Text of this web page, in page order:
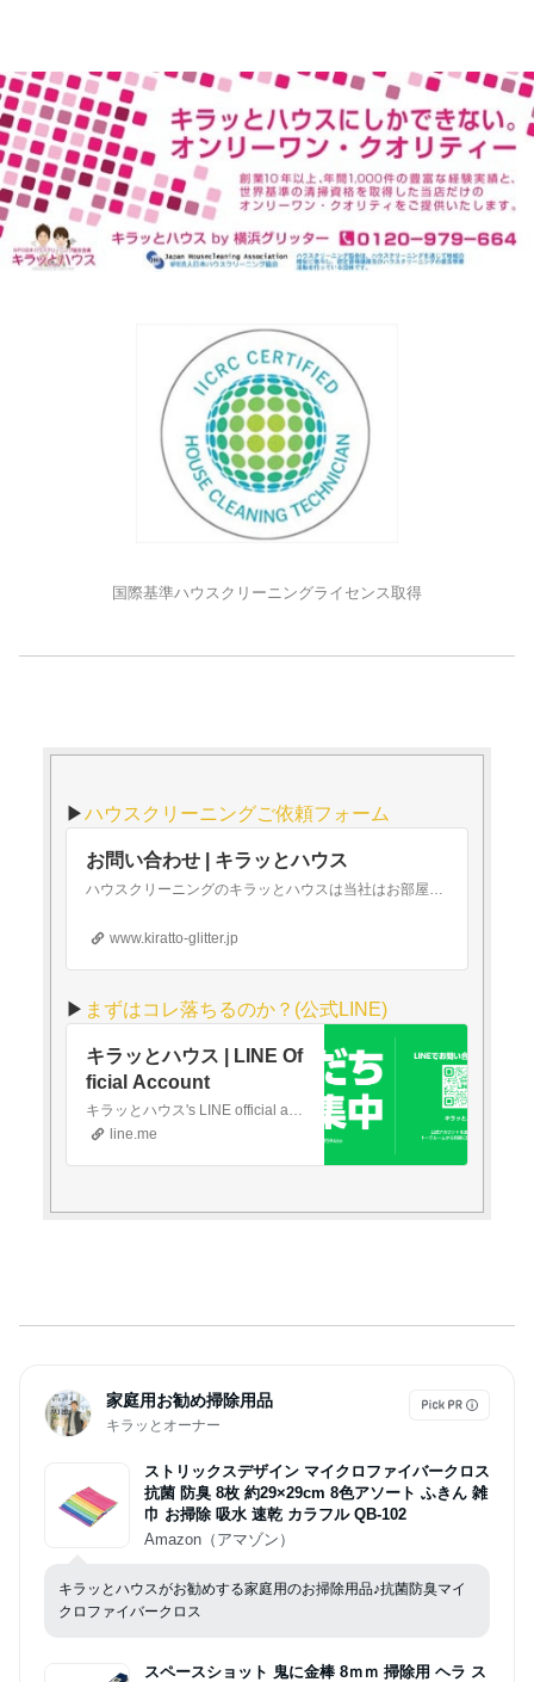
国際基準ハウスクリーニングライセンス取得
▶︎ハウスクリーニングご依頼フォーム
お問い合わせ | キラッとハウス
ハウスクリーニングのキラッとハウスは当社はお部屋全体のお掃除や壁・床のコーティングから、ご家庭ではなかなか手の届かないエアコン内部・キッチンの換気扇、洗濯機等の細かい箇所もピカピカにお掃除致します。当社へのご依頼・ご相談はこちらのフォームよりお問い合わせください。
www.kiratto-glitter.jp
▶︎ まずはコレ落ちるのか？(公式LINE)
キラッとハウス | LINE Of
ficial Account
キラッとハウス's LINE official account profile page. Add them as a friend for the latest news.
line.me
家庭用お勧め掃除用品
キラッとオーナー
ストリックスデザイン マイクロファイバークロス
抗菌 防臭 8枚 約29×29cm 8色アソート ふきん 雑
巾 お掃除 吸水 速乾 カラフル QB-102
Amazon（アマゾン）
キラッとハウスがお勧めする家庭用のお掃除用品♪抗菌防臭マイ
クロファイバークロス
スペースショット 鬼に金棒 8ｍｍ 掃除用 ヘラ ス